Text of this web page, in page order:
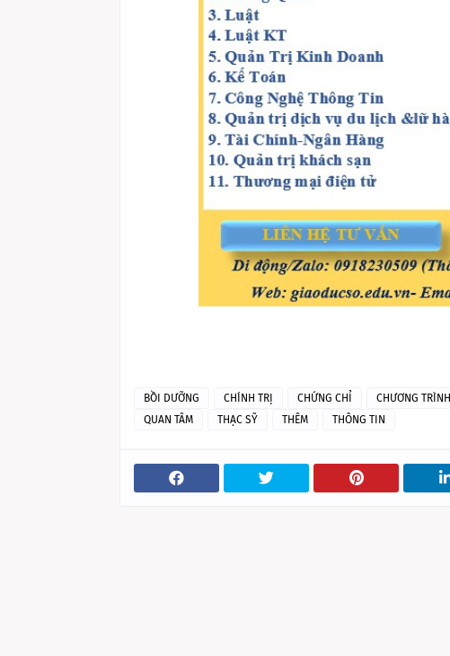
BỒI DƯỠNG CHÍNH TRỊ CHỨNG CHỈ CHƯƠNG TRÌNH
QUAN TÂM
THẠC SỸ THÊM THÔNG TIN